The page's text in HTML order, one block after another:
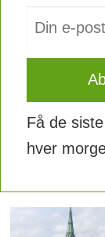
Få de
hver